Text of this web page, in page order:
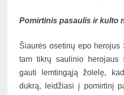
Pomirtinis pasaulis ir kulto
Šiaurės osetinų epo herojus
tam tikrų saulinio herojaus
gauti lemtingąją žolelę,
dukrą, leidžiasi į pomirtinį